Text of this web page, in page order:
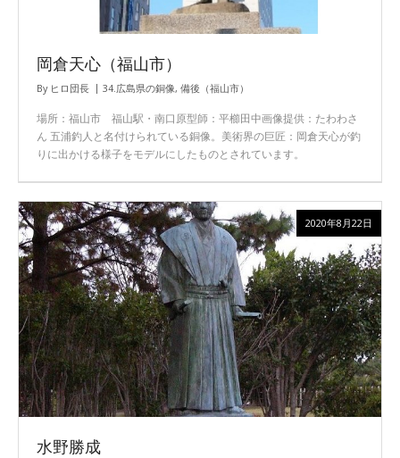
岡倉天心（福山市）
By ヒロ団長 34.広島県の銅像, 備後（福山市）
場所：福山市 福山駅・南口原型師：平櫛田中画像提供：たわわさ
ん 五浦釣人と名付けられている銅像。美術界の巨匠：岡倉天心が釣
りに出かける様子をモデルにしたものとされています。
水野勝成
2020年8月22日